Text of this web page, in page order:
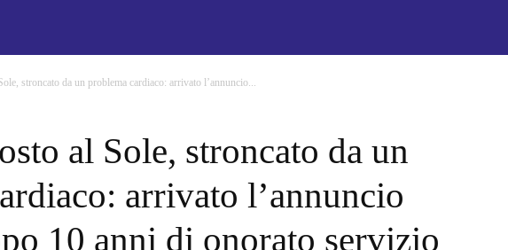
stroncato da un problema cardiaco: arrivato l’annuncio...
al Sole, stroncato da un
arrivato l’annuncio
10 anni di onorato servizio